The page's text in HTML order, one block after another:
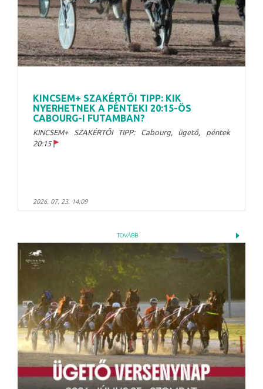
KINCSEM+ SZAKÉRTŐI TIPP: KIK
NYERHETNEK A PÉNTEKI 20:15-ÖS
CABOURG-I FUTAMBAN?
KINCSEM+ SZAKÉRTŐI TIPP: Cabourg, ügető, péntek
20:15
2026. 07. 23. 14:09
TOVÁBB